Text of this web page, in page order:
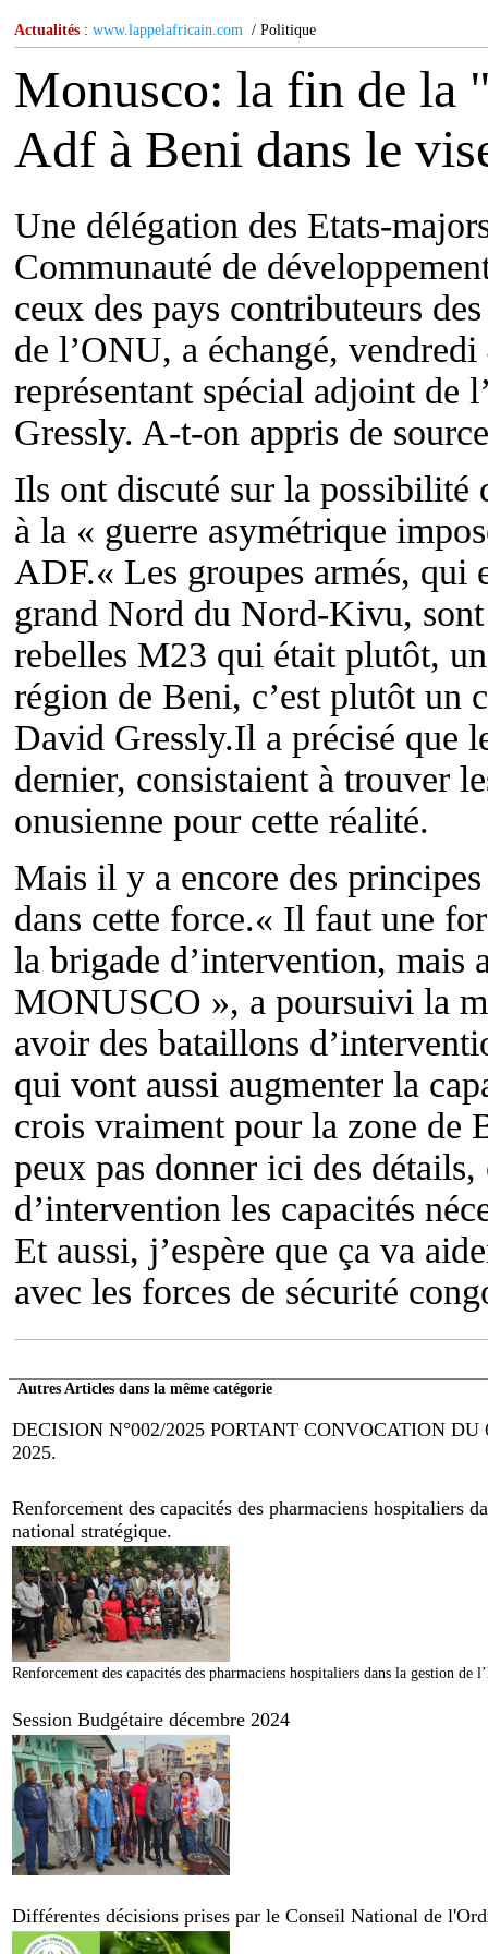
Actualités : www.lappelafricain.com / Politique
Monusco: la fin de la
Adf à Beni dans le
Une délégation des Etats-
Communauté de
ceux des pays contributeurs
de l’ONU, a échangé,
représentant spécial adjoint de
Gressly. A-t-on appris de
Ils ont discuté sur la possibilité
à la « guerre asymétrique
ADF.« Les groupes armés, qui
grand Nord du Nord-Kivu,
rebelles M23 qui était plutôt,
région de Beni, c’est plutôt un
David Gressly.Il a précisé que
dernier, consistaient à trouver
onusienne pour cette réalité.
Mais il y a encore des
dans cette force.« Il faut une
la brigade d’intervention, mais
MONUSCO », a poursuivi la
avoir des bataillons
qui vont aussi augmenter la
crois vraiment pour la zone de
peux pas donner ici des
d’intervention les capacités
Et aussi, j’espère que ça va
avec les forces de sécurité
Autres Articles dans la même catégorie
DECISION N°002/2025 PORTANT CONVOCATION
2025.
Renforcement des capacités des pharmaciens hospitaliers
national stratégique.
Renforcement des capacités des pharmaciens hospitaliers dans la gestion
Session Budgétaire décembre 2024
Différentes décisions prises par le Conseil National de